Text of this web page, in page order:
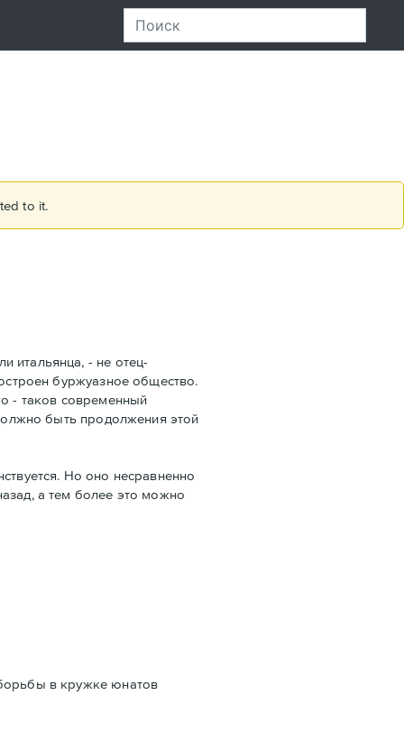
to it.
итальянца, - не отец-
буржуазное общество.
- таков современный
быть продолжения этой
Но оно несравненно
а тем более это можно
в кружке юнатов